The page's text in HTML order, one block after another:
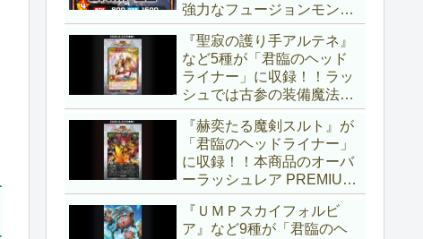
強力なフュージョンモンス
ターとサポーターが登
場！！性能の高さはもちろ
ん、イラストから推察され
る背景ストーリーも興味深
い……。【遊戯王ラッシュ
デュエル】
『聖寂の護り手アルテネ』
など5種が「君臨のヘッド
ライナー」に収録！！ラッ
シュでは古参の装備魔法
『アルテネの加護』がテー
マ化！！3種のユニオンが
存在し、天使族では汎用的
なサポーターとなります
ね！！【遊戯王ラッシュデ
ュエル】
『赫奕たる魔剣スルト』が
「君臨のヘッドライナー」
に収録！！本商品のオーバ
ーラッシュレア PREMIUM
BLACK Ver.枠！！初の下級
モンスターで、「ヘルシ
ィ」と相性抜群なバウンス
『ＵＭＰスカイフォルビ
ア』など9種が「君臨のヘ